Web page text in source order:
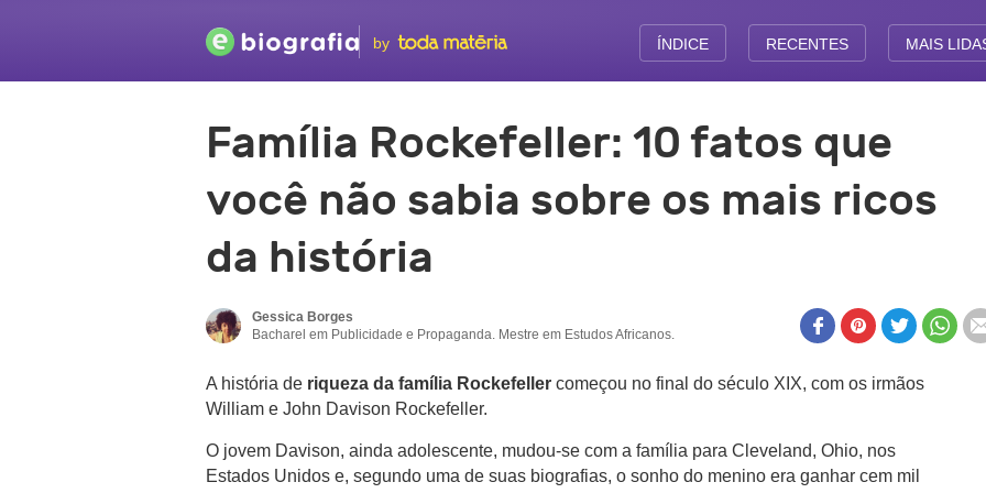
by ÍNDICE RECENTES MAIS
Família Rockefeller: 10 fatos que
você não sabia sobre os mais ricos
da história
Gessica Borges
Bacharel em Publicidade e Propaganda. Mestre em Estudos Africanos.
A história de riqueza da família Rockefeller começou no final do século XIX, com os irmãos
William e John Davison Rockefeller.
O jovem Davison, ainda adolescente, mudou-se com a família para Cleveland, Ohio, nos
Estados Unidos e, segundo uma de suas biografias, o sonho do menino era ganhar cem mil